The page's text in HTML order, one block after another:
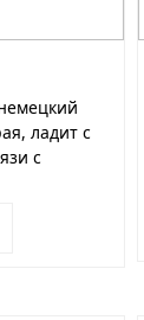
ладит с
с